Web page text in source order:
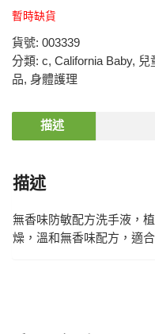
暫時缺貨
貨號: 003339
分類: c, California Baby, 兒
品, 身體護理
描述
描述
無香味防敏配方洗手液，
燥，溫和無香味配方，適